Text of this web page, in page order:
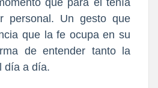
personal. Un gesto que
que la fe ocupa en su
de entender tanto la
día a día.